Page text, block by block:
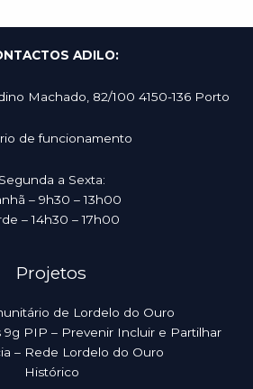
ADILO:
Machado, 82/100 4150-136 Porto
de funcionamento​​
Segunda a Sexta:
– 9h30 – 13h00
– 14h30 – 17h00
Projetos
de Lordelo do Ouro
9g PIP – Prevenir Incluir e Partilhar
– Rede Lordelo do Ouro
Histórico